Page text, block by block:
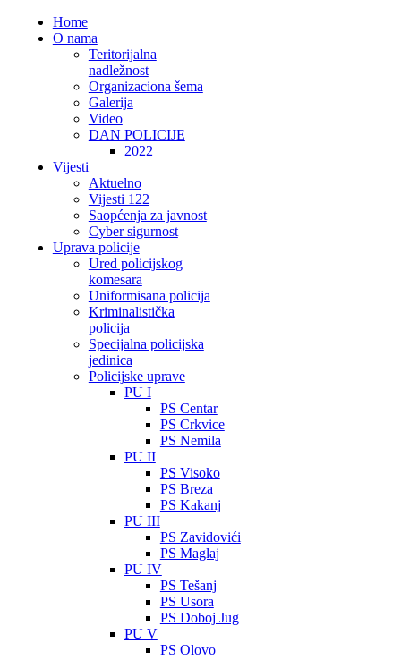
Home
O nama
Teritorijalna
nadležnost
Organizaciona šema
Galerija
Video
DAN POLICIJE
2022
Vijesti
Aktuelno
Vijesti 122
Saopćenja za javnost
Cyber sigurnost
Uprava policije
Ured policijskog
komesara
Uniformisana policija
Kriminalistička
policija
Specijalna policijska
jedinica
Policijske uprave
PU I
PS Centar
PS Crkvice
PS Nemila
PU II
PS Visoko
PS Breza
PS Kakanj
PU III
PS Zavidovići
PS Maglaj
PU IV
PS Tešanj
PS Usora
PS Doboj Jug
PU V
PS Olovo